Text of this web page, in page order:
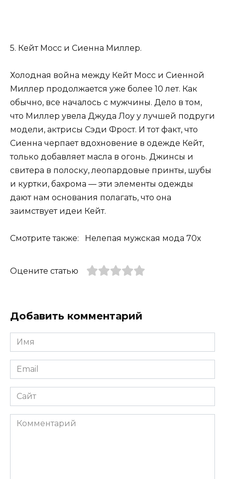
5. Кейт Мосс и Сиенна Миллер.
Холодная война между Кейт Мосс и Сиенной
Миллер продолжается уже более 10 лет. Как
обычно, все началось с мужчины. Дело в том,
что Миллер увела Джуда Лоу у лучшей подруги
модели, актрисы Сэди Фрост. И тот факт, что
Сиенна черпает вдохновение в одежде Кейт,
только добавляет масла в огонь. Джинсы и
свитера в полоску, леопардовые принты, шубы
и куртки, бахрома — эти элементы одежды
дают нам основания полагать, что она
заимствует идеи Кейт.
Смотрите также: Нелепая мужская мода 70х
Оцените статью
Добавить комментарий
Имя
*
Email
*
Сайт
Комментарий